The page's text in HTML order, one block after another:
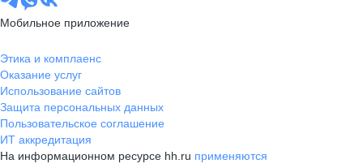
Мобильное приложение
Этика и комплаенс
Оказание услуг
Использование сайтов
Защита персональных данных
Пользовательское соглашение
ИТ аккредитация
На информационном ресурсе hh.ru применяются